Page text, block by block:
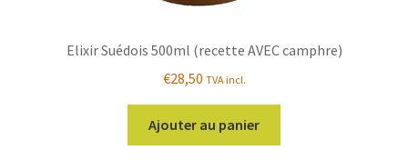
Elixir Suédois 500ml (recette AVEC camphre)
€28,50 TVA incl.
Ajouter au panier